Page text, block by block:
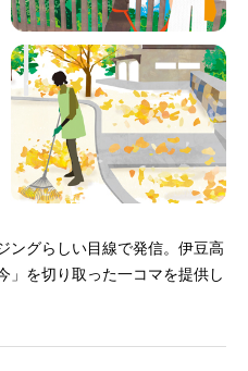
グらしい目線で発信。 伊豆高
」を切り取った一コマを提供し